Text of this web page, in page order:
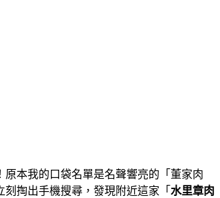
本我的口袋名單是名聲響亮的「董家肉
掏出手機搜尋，發現附近這家「 水里章肉